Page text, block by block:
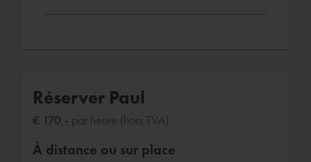
Réserver Paul
€ 170,- par heure (hors TVA)
À distance ou sur place